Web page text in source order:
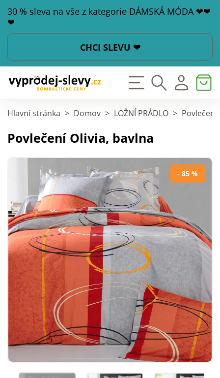
30 % sleva na vše z kategorie DÁMSKÁ MÓDA ❤❤
❤
CHCI SLEVU ❤
Hlavní stránka > Domov > LOŽNÍ PRÁDLO > Povlečení
Povlečení Olivia, bavlna
- 85 %